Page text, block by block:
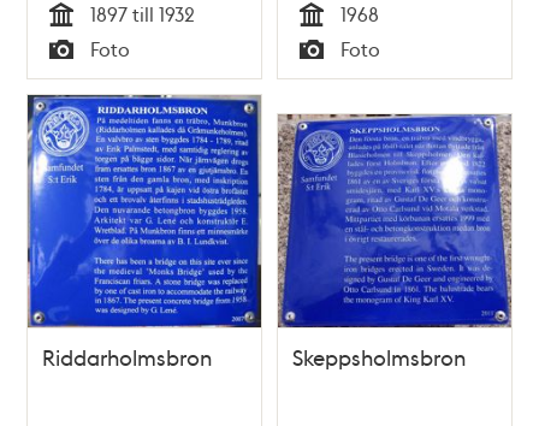
Tid
1897 till 1932
Typ
Foto Tid
1968
Typ
Foto
Riddarholmsbron Skeppsholmsbron